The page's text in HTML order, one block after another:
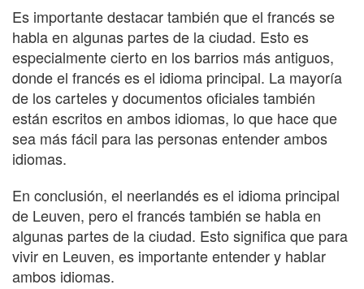
Es importante destacar también que el francés se
habla en algunas partes de la ciudad. Esto es
especialmente cierto en los barrios más antiguos,
donde el francés es el idioma principal. La mayoría
de los carteles y documentos oficiales también
están escritos en ambos idiomas, lo que hace que
sea más fácil para las personas entender ambos
idiomas.
En conclusión, el neerlandés es el idioma principal
de Leuven, pero el francés también se habla en
algunas partes de la ciudad. Esto significa que para
vivir en Leuven, es importante entender y hablar
ambos idiomas.